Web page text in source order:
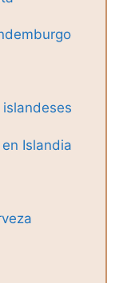
Islandia